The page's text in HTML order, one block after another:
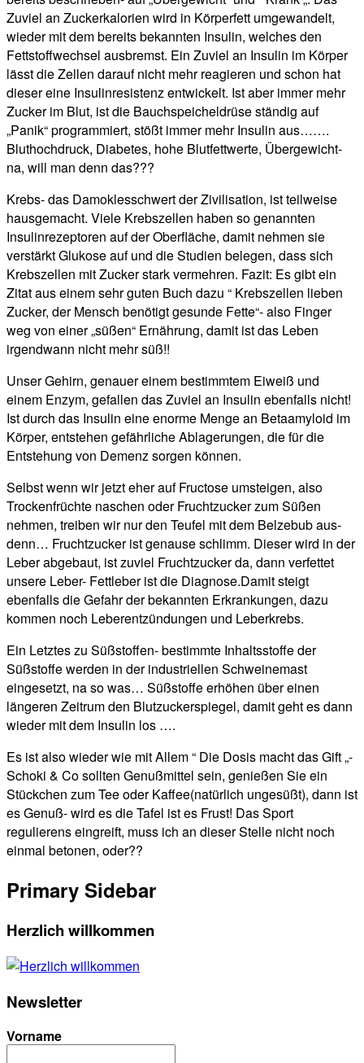
Zuviel an Zuckerkalorien wird in Körperfett umgewandelt,
wieder mit dem bereits bekannten Insulin, welches den
Fettstoffwechsel ausbremst. Ein Zuviel an Insulin im Körper
lässt die Zellen darauf nicht mehr reagieren und schon hat
dieser eine Insulinresistenz entwickelt. Ist aber immer mehr
Zucker im Blut, ist die Bauchspeicheldrüse ständig auf
„Panik“ programmiert, stößt immer mehr Insulin aus…….
Bluthochdruck, Diabetes, hohe Blutfettwerte, Übergewicht-
na, will man denn das???
Krebs- das Damoklesschwert der Zivilisation, ist teilweise
hausgemacht. Viele Krebszellen haben so genannten
Insulinrezeptoren auf der Oberfläche, damit nehmen sie
verstärkt Glukose auf und die Studien belegen, dass sich
Krebszellen mit Zucker stark vermehren. Fazit: Es gibt ein
Zitat aus einem sehr guten Buch dazu “ Krebszellen lieben
Zucker, der Mensch benötigt gesunde Fette“- also Finger
weg von einer „süßen“ Ernährung, damit ist das Leben
irgendwann nicht mehr süß!!
Unser Gehirn, genauer einem bestimmtem Eiweiß und
einem Enzym, gefallen das Zuviel an Insulin ebenfalls nicht!
Ist durch das Insulin eine enorme Menge an Betaamyloid im
Körper, entstehen gefährliche Ablagerungen, die für die
Entstehung von Demenz sorgen können.
Selbst wenn wir jetzt eher auf Fructose umsteigen, also
Trockenfrüchte naschen oder Fruchtzucker zum Süßen
nehmen, treiben wir nur den Teufel mit dem Belzebub aus-
denn… Fruchtzucker ist genause schlimm. Dieser wird in der
Leber abgebaut, ist zuviel Fruchtzucker da, dann verfettet
unsere Leber- Fettleber ist die Diagnose.Damit steigt
ebenfalls die Gefahr der bekannten Erkrankungen, dazu
kommen noch Leberentzündungen und Leberkrebs.
Ein Letztes zu Süßstoffen- bestimmte Inhaltsstoffe der
Süßstoffe werden in der industriellen Schweinemast
eingesetzt, na so was… Süßstoffe erhöhen über einen
längeren Zeitrum den Blutzuckerspiegel, damit geht es dann
wieder mit dem Insulin los ….
Es ist also wieder wie mit Allem “ Die Dosis macht das Gift „-
Schoki & Co sollten Genußmittel sein, genießen Sie ein
Stückchen zum Tee oder Kaffee(natürlich ungesüßt), dann ist
es Genuß- wird es die Tafel ist es Frust! Das Sport
regulierens eingreift, muss ich an dieser Stelle nicht noch
einmal betonen, oder??
Primary Sidebar
Herzlich willkommen
Newsletter
Vorname